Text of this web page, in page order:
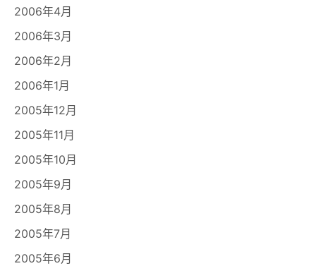
2006年4月
2006年3月
2006年2月
2006年1月
2005年12月
2005年11月
2005年10月
2005年9月
2005年8月
2005年7月
2005年6月